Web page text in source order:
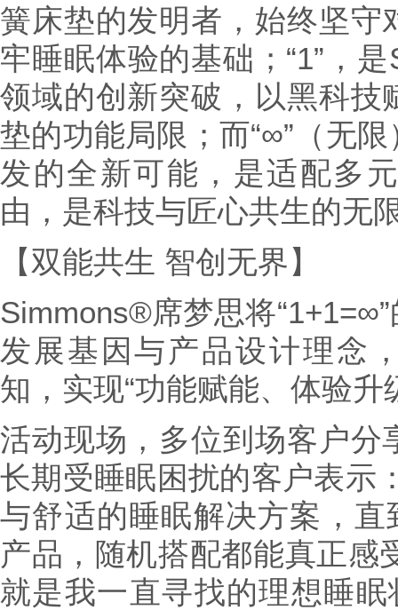
簧床垫的发明者，始终坚
牢睡眠体验的基础；“1”，
领域的创新突破，以黑科技
垫的功能局限；而“∞”（无
发的全新可能，是适配多
由，是科技与匠心共生的无
【双能共生 智创无界】
Simmons®席梦思将
发展基因与产品设计理念
知，实现“功能赋能、体验升
活动现场，多位到场客户分
长期受睡眠困扰的客户表示
与舒适的睡眠解决方案，
产品，随机搭配都能真正感
就是我一直寻找的理想睡